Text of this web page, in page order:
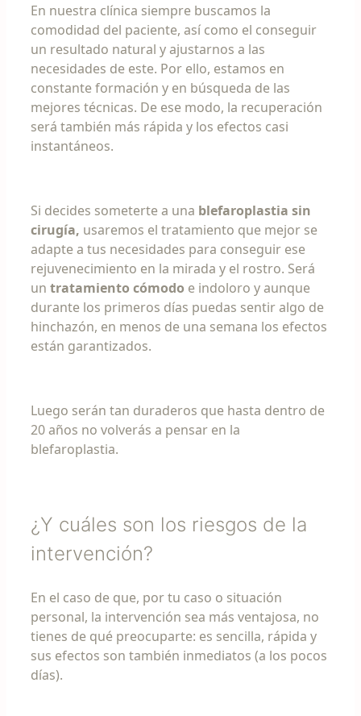
En nuestra clínica siempre buscamos la
comodidad del paciente, así como el conseguir
un resultado natural y ajustarnos a las
necesidades de este. Por ello, estamos en
constante formación y en búsqueda de las
mejores técnicas. De ese modo, la recuperación
será también más rápida y los efectos casi
instantáneos.
Si decides someterte a una blefaroplastia sin
cirugía, usaremos el tratamiento que mejor se
adapte a tus necesidades para conseguir ese
rejuvenecimiento en la mirada y el rostro. Será
un tratamiento cómodo e indoloro y aunque
durante los primeros días puedas sentir algo de
hinchazón, en menos de una semana los efectos
están garantizados.
Luego serán tan duraderos que hasta dentro de
20 años no volverás a pensar en la
blefaroplastia.
¿Y cuáles son los riesgos de la
intervención?
En el caso de que, por tu caso o situación
personal, la intervención sea más ventajosa, no
tienes de qué preocuparte: es sencilla, rápida y
sus efectos son también inmediatos (a los pocos
días).